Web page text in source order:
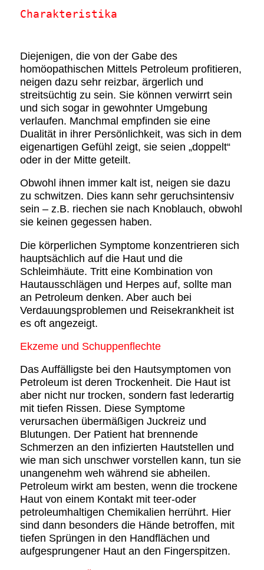
Charakteristika
Diejenigen, die von der Gabe des
homöopathischen Mittels Petroleum profitieren,
neigen dazu sehr reizbar, ärgerlich und
streitsüchtig zu sein. Sie können verwirrt sein
und sich sogar in gewohnter Umgebung
verlaufen. Manchmal empfinden sie eine
Dualität in ihrer Persönlichkeit, was sich in dem
eigenartigen Gefühl zeigt, sie seien „doppelt“
oder in der Mitte geteilt.
Obwohl ihnen immer kalt ist, neigen sie dazu
zu schwitzen. Dies kann sehr geruchsintensiv
sein – z.B. riechen sie nach Knoblauch, obwohl
sie keinen gegessen haben.
Die körperlichen Symptome konzentrieren sich
hauptsächlich auf die Haut und die
Schleimhäute. Tritt eine Kombination von
Hautausschlägen und Herpes auf, sollte man
an Petroleum denken. Aber auch bei
Verdauungsproblemen und Reisekrankheit ist
es oft angezeigt.
Ekzeme und Schuppenflechte
Das Auffälligste bei den Hautsymptomen von
Petroleum ist deren Trockenheit. Die Haut ist
aber nicht nur trocken, sondern fast lederartig
mit tiefen Rissen. Diese Symptome
verursachen übermäßigen Juckreiz und
Blutungen. Der Patient hat brennende
Schmerzen an den infizierten Hautstellen und
wie man sich unschwer vorstellen kann, tun sie
unangenehm weh während sie abheilen.
Petroleum wirkt am besten, wenn die trockene
Haut von einem Kontakt mit teer-oder
petroleumhaltigen Chemikalien herrührt. Hier
sind dann besonders die Hände betroffen, mit
tiefen Sprüngen in den Handflächen und
aufgesprungener Haut an den Fingerspitzen.